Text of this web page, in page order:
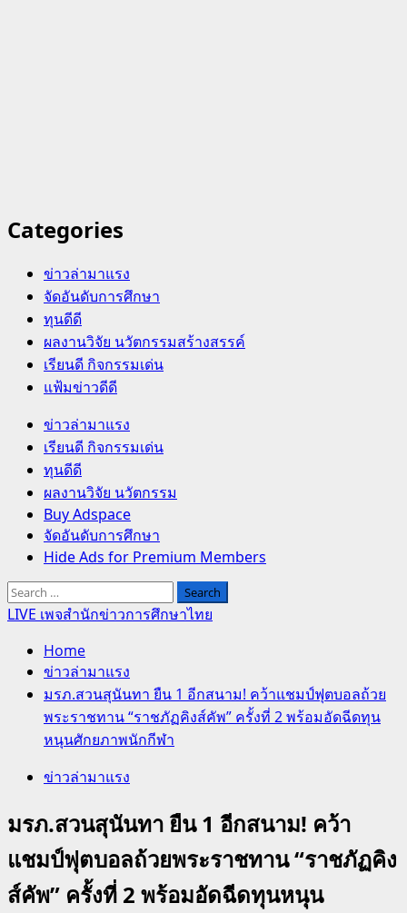
Categories
ข่าวล่ามาแรง
จัดอันดับการศึกษา
ทุนดีดี
ผลงานวิจัย นวัตกรรมสร้างสรรค์
เรียนดี กิจกรรมเด่น
แฟ้มข่าวดีดี
Primary
Menu
ข่าวล่ามาแรง
เรียนดี กิจกรรมเด่น
ทุนดีดี
ผลงานวิจัย นวัตกรรม
Buy Adspace
จัดอันดับการศึกษา
Hide Ads for Premium Members
Search
for:
LIVE เพจสำนักข่าวการศึกษาไทย
Home
ข่าวล่ามาแรง
มรภ.สวนสุนันทา ยืน 1 อีกสนาม! คว้าแชมป์ฟุตบอลถ้วย
พระราชทาน “ราชภัฏคิงส์คัพ” ครั้งที่ 2 พร้อมอัดฉีดทุน
หนุนศักยภาพนักกีฬา
ข่าวล่ามาแรง
มรภ.สวนสุนันทา ยืน 1 อีกสนาม! คว้า
แชมป์ฟุตบอลถ้วยพระราชทาน “ราชภัฏคิง
ส์คัพ” ครั้งที่ 2 พร้อมอัดฉีดทุนหนุน